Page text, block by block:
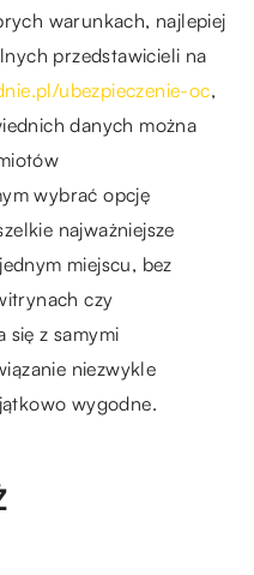
warunkach, najlepiej
przedstawicieli na
ubezpieczenie-oc,
danych można
wybrać opcję
najważniejsze
miejscu, bez
czy
się z samymi
niezwykle
wygodne.